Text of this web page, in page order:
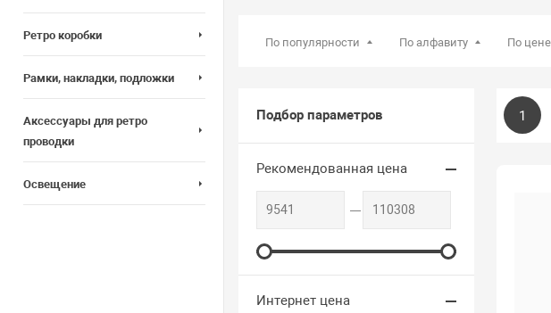
Ретро коробки
Рамки, накладки, подложки
Аксессуары для ретро
проводки
Освещение
По популярности По алфавиту По цене
Подбор параметров
Рекомендованная цена
Интернет цена
1